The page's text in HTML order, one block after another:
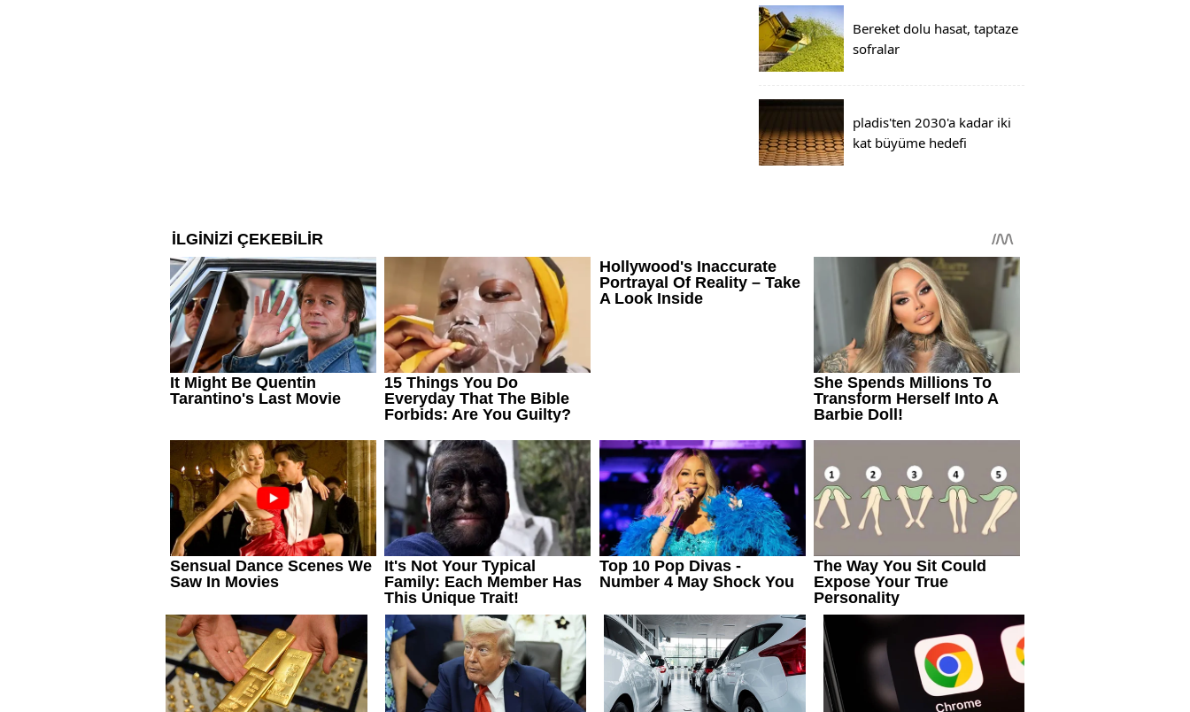
Bereket dolu hasat, taptaze
sofralar
pladis'ten 2030'a kadar iki
kat büyüme hedefi